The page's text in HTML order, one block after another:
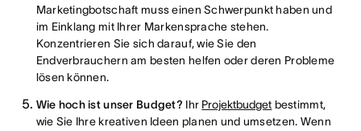
Marketingbotschaft muss einen Schwerpunkt haben und
im Einklang mit Ihrer Markensprache stehen.
Konzentrieren Sie sich darauf, wie Sie den
Endverbrauchern am besten helfen oder deren Probleme
lösen können.
Wie hoch ist unser Budget? Ihr Projektbudget bestimmt,
wie Sie Ihre kreativen Ideen planen und umsetzen. Wenn